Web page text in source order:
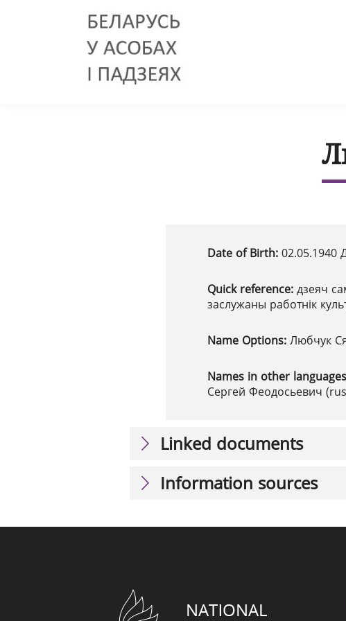
Date of Birth: 02.05.1940
Quick reference: дзеяч
заслужаны работнік
Name Options: Любчук
Names in other
Сергей Феодосьевич
Linked documents
Information sources